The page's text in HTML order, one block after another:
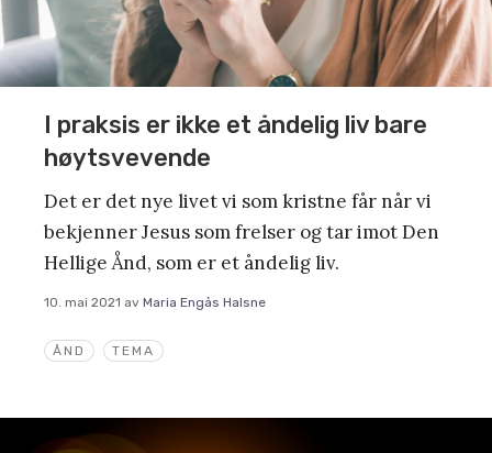
ÅND TEMA
I praksis er ikke et åndelig liv bare
høytsvevende
Det er det nye livet vi som kristne får når vi
bekjenner Jesus som frelser og tar imot Den
Hellige Ånd, som er et åndelig liv.
10. mai 2021 av Maria Engås Halsne